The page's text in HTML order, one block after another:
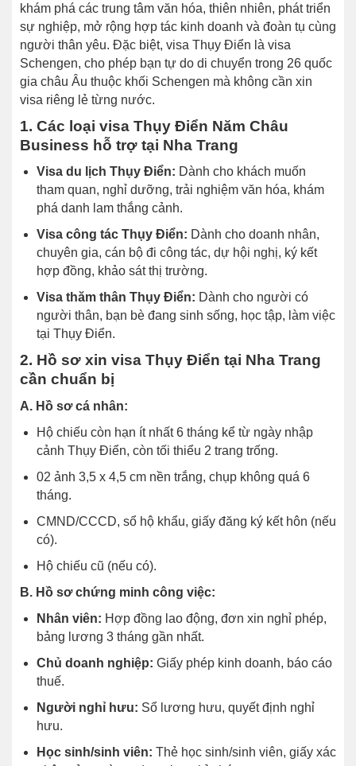
khám phá các trung tâm văn hóa, thiên nhiên, phát triển
sự nghiệp, mở rộng hợp tác kinh doanh và đoàn tụ cùng
người thân yêu. Đặc biệt, visa Thụy Điển là visa
Schengen, cho phép bạn tự do di chuyển trong 26 quốc
gia châu Âu thuộc khối Schengen mà không cần xin
visa riêng lẻ từng nước.
1. Các loại visa Thụy Điển Năm Châu
Business hỗ trợ tại Nha Trang
Visa du lịch Thụy Điển: Dành cho khách muốn
tham quan, nghỉ dưỡng, trải nghiệm văn hóa, khám
phá danh lam thắng cảnh.
Visa công tác Thụy Điển: Dành cho doanh nhân,
chuyên gia, cán bộ đi công tác, dự hội nghị, ký kết
hợp đồng, khảo sát thị trường.
Visa thăm thân Thụy Điển: Dành cho người có
người thân, bạn bè đang sinh sống, học tập, làm việc
tại Thụy Điển.
2. Hồ sơ xin visa Thụy Điển tại Nha Trang
cần chuẩn bị
A. Hồ sơ cá nhân:
Hộ chiếu còn hạn ít nhất 6 tháng kể từ ngày nhập
cảnh Thụy Điển, còn tối thiểu 2 trang trống.
02 ảnh 3,5 x 4,5 cm nền trắng, chụp không quá 6
tháng.
CMND/CCCD, sổ hộ khẩu, giấy đăng ký kết hôn (nếu
có).
Hộ chiếu cũ (nếu có).
B. Hồ sơ chứng minh công việc:
Nhân viên: Hợp đồng lao động, đơn xin nghỉ phép,
bảng lương 3 tháng gần nhất.
Chủ doanh nghiệp: Giấy phép kinh doanh, báo cáo
thuế.
Người nghỉ hưu: Sổ lương hưu, quyết định nghỉ
hưu.
Học sinh/sinh viên: Thẻ học sinh/sinh viên, giấy xác